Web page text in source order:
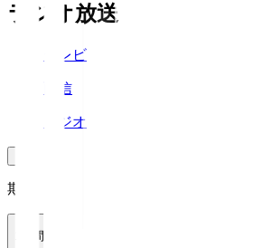
ラジオ放送
テレビ
配信
ラジオ
期間
1週間